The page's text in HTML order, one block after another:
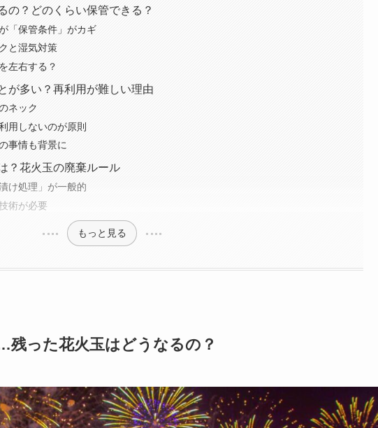
の？どのくらい保管できる？
「保管条件」がカギ
と湿気対策
左右する？
が多い？再利用が難しい理由
ネック
用しないのが原則
事情も背景に
？花火玉の廃棄ルール
け処理」が一般的
術が必要
もっと見る
った花火玉はどうなるの？